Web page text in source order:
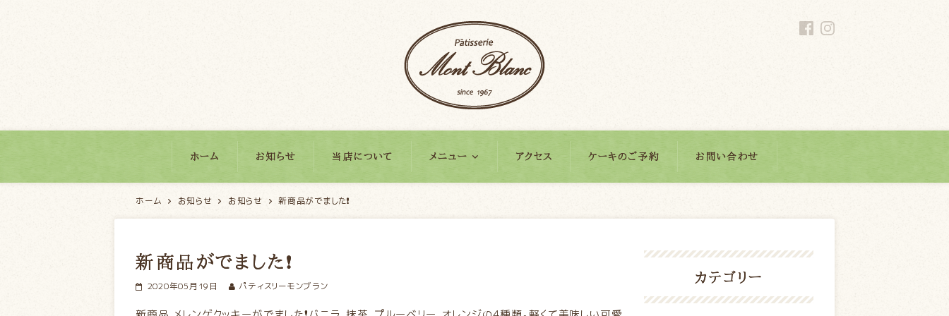
ホーム お知らせ 当店について メニュー アクセス ケーキのご予約 お問い合わせ
ホーム お知らせ お知らせ 新商品がでました❗
新商品がでました❗
2020年05月19日 パティスリーモンブラン
カテゴリー